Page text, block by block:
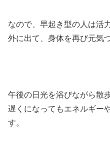
なので、早起き型の人は活
外に出て、身体を再び元気
午後の日光を浴びながら散
遅くになってもエネルギー
す。